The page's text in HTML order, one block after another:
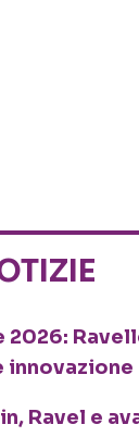
innovazione
Ravel e